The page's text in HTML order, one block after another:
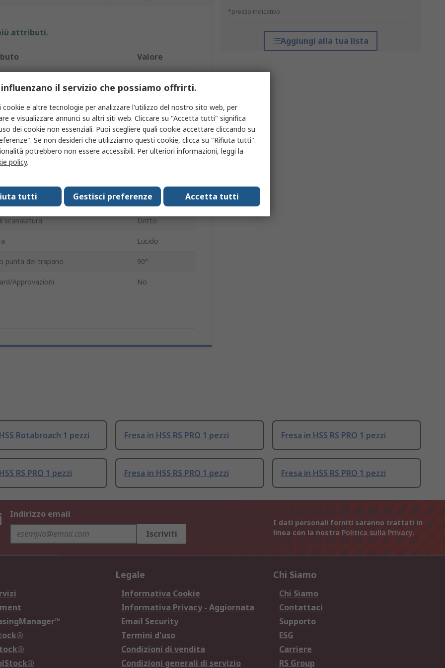
*prezzo indicativo
Aggiungi alla tua lista
attributi.
Valore
Fresa
di scanalature 1
di taglio
di pezzi 1
scanalatura Dritto
Lucido
punta del trapano 90°
Approvazioni No
Rotabroach 1 pezzi Fresa in HSS RS PRO 1 pezzi Fresa in HSS RS PRO 1 pezzi
RS PRO 1 pezzi Fresa in HSS RS PRO 1 pezzi Fresa in HSS RS PRO 1 pezzi
Indirizzo email
Iscriviti
I dati personali forniti saranno trattati in
linea con la nostra Politica sulla Privacy.
Legale
Informativa Cookie
Informativa Privacy - Aggiornata
Email Security
Termini d'uso
Condizioni di vendita
Condizioni generali di servizio
Chi Siamo
Chi Siamo
Contattaci
Supporto
ESG
Carriere
RS Group
il servizio che possiamo offrirti.
cookie e altre tecnologie per analizzare l'utilizzo del nostro sito web, per
e visualizzare annunci su altri siti web. Cliccare su "Accetta tutti" significa
dei cookie non essenziali. Puoi scegliere quali cookie accettare cliccando su
Se non desideri che utilizziamo questi cookie, clicca su "Rifiuta tutti".
potrebbero non essere accessibili. Per ulteriori informazioni, leggi la
policy.
Accetta tutti
Gestisci preferenze
tutti